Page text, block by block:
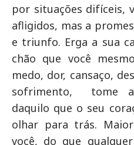
por situações difíceis,
afligidos, mas a
e triunfo. Erga a sua
chão que você
medo, dor, cansaço,
sofrimento, tome
daquilo que o seu
olhar para trás.
você, do que